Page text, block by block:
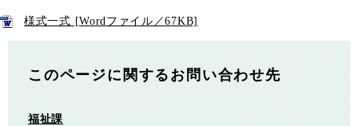
様式一式 [Wordファイル／67KB]
このページに関するお問い合わせ先
福祉課